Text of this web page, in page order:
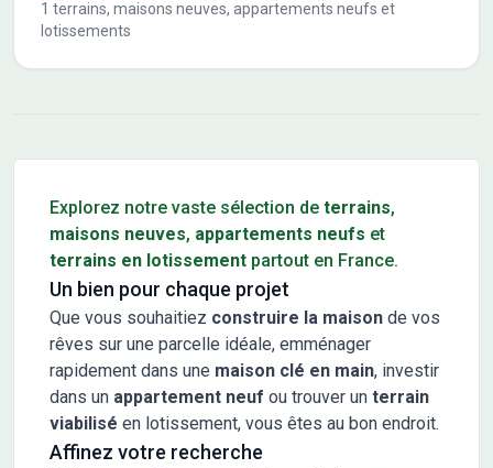
1 terrains, maisons neuves, appartements neufs et
lotissements
Explorez notre vaste sélection de terrains,
maisons neuves, appartements neufs et
terrains en lotissement partout en France.
Un bien pour chaque projet
Que vous souhaitiez construire la maison de vos
rêves sur une parcelle idéale, emménager
rapidement dans une maison clé en main, investir
dans un appartement neuf ou trouver un terrain
viabilisé en lotissement, vous êtes au bon endroit.
Affinez votre recherche